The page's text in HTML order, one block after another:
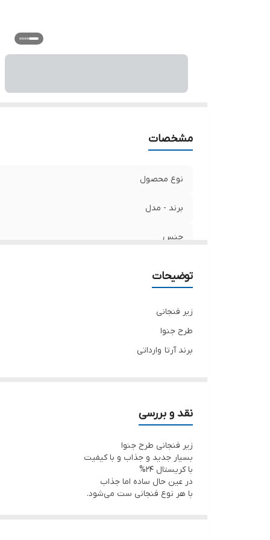
مشخصات
نوع محصول
برند - مدل
جنس
توضیحات
زیر فنجانی
طرح جنوا
برند آرتا وارداتی
در عین حال ساده و زیبا
نقد و بررسی
زیر فنجانی طرح جنوا
بسیار جدید و جذاب و با کیفیت
با کریستال ۲۴%
در عین حال ساده اما جذاب
با هر نوع فنجانی ست می‌شود.